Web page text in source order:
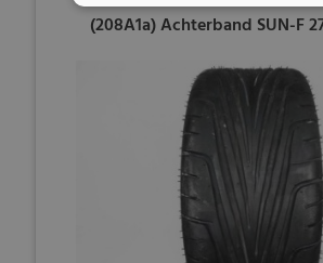
(208A1a) Achterband SUN-F